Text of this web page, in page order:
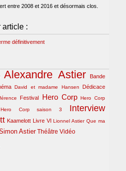
entre 2008 et 2016 et désormais clos.
article :
définitivement
Alexandre Astier
Bande
David et madame Hansen
Dédicace
Festival Hero Corp Hero Corp
Hero Corp saison 3 Interview
Kaamelott Livre VI Lionnel Astier Que ma
Astier Théâtre Vidéo